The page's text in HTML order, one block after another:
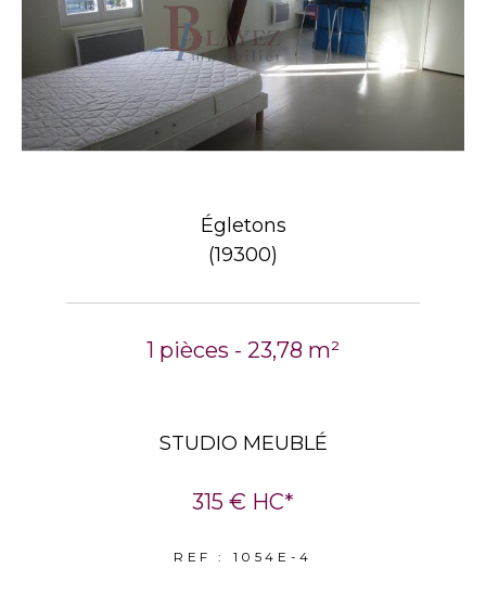
Égletons
(19300)
1 pièces - 23,78 m²
STUDIO MEUBLÉ
315 € HC*
REF : 1054E-4